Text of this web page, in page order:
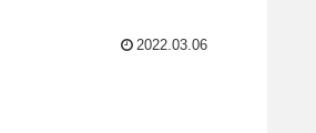
2022.03.06